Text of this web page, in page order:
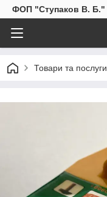
ФОП "Ступаков В. Б."
Товари та послуги